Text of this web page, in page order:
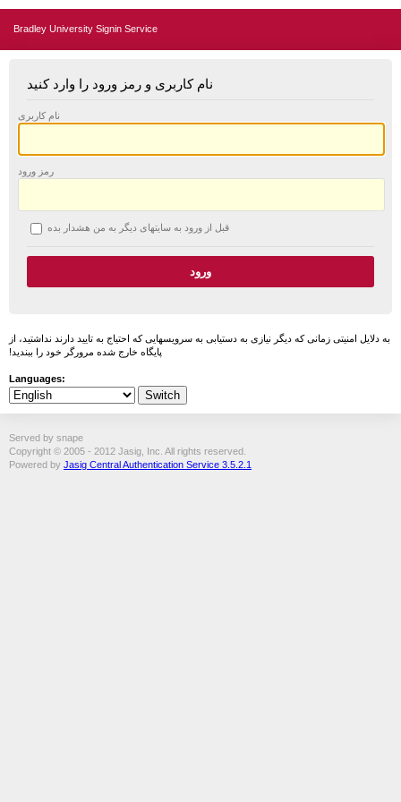
Bradley University Signin Service
نام کاربری و رمز ورود را وارد کنید
نام کاربری
رمز ورود
قبل از ورود به سایتهای دیگر به من هشدار بده
به دلایل امنیتی زمانی که دیگر نیازی به دستیابی به سرویسهایی که احتیاج به تایید دارند نداشتید، از
پایگاه خارج شده مرورگر خود را ببندید!
Languages:
Served by snape
Copyright © 2005 - 2012 Jasig, Inc. All rights reserved.
Powered by Jasig Central Authentication Service 3.5.2.1